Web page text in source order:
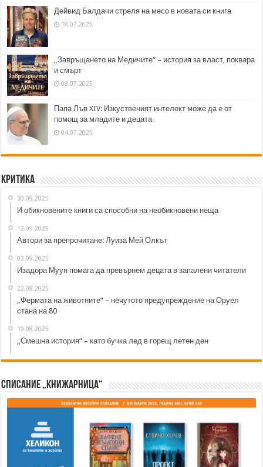
Дейвид Балдачи стреля на месо в новата си книга
18.07.2025
„Завръщането на Медичите“ – история за власт, поквара
и смърт
08.07.2025
Папа Лъв XIV: Изкуственият интелект може да е от
помощ за младите и децата
04.07.2025
Критика
30.09.2025
И обикновените книги са способни на необикновени неща
12.09.2025
Автори за препрочитане: Луиза Мей Олкът
03.09.2025
Изадора Муун помага да превърнем децата в запалени читатели
22.08.2025
„Фермата на животните“ – нечутото предупреждение на Оруел
стана на 80
19.08.2025
„Смешна история“ – като бучка лед в горещ летен ден
Списание „Книжарница“